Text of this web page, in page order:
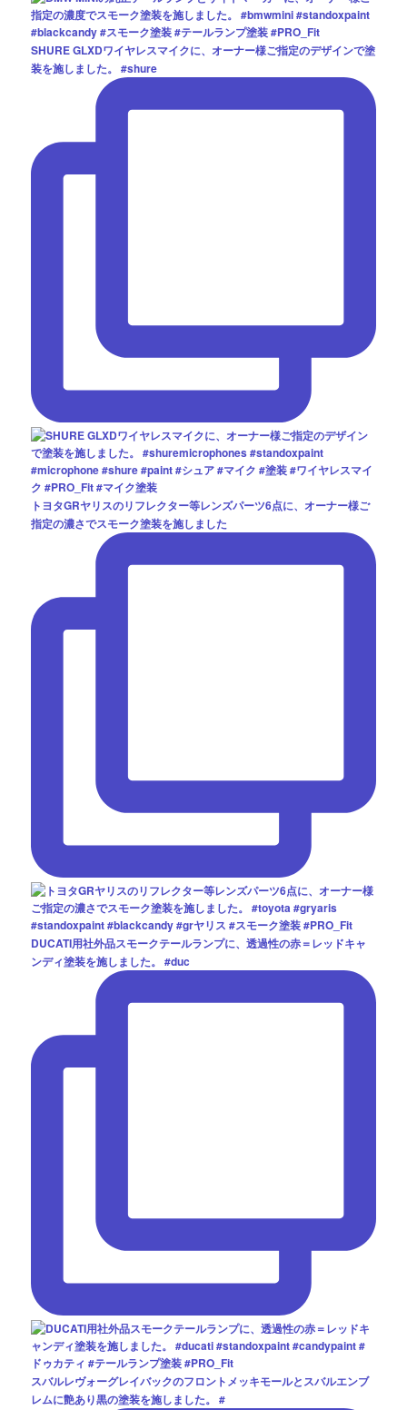
SHURE GLXDワイヤレスマイクに、オーナー様ご指定のデザインで塗
装を施しました。 #shure
トヨタGRヤリスのリフレクター等レンズパーツ6点に、オーナー様ご
指定の濃さでスモーク塗装を施しました
DUCATI用社外品スモークテールランプに、透過性の赤＝レッドキャ
ンディ塗装を施しました。 #duc
スバルレヴォーグレイバックのフロントメッキモールとスバルエンブ
レムに艶あり黒の塗装を施しました。 #